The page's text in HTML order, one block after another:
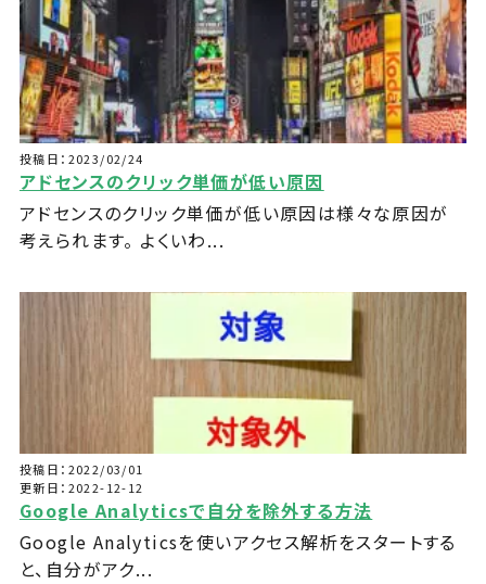
投稿日：2023/02/24
アドセンスのクリック単価が低い原因
アドセンスのクリック単価が低い原因は様々な原因が
考えられます。 よくいわ...
投稿日：2022/03/01
更新日：2022-12-12
Google Analyticsで自分を除外する方法
Google Analyticsを使いアクセス解析をスタートする
と、自分がアク...